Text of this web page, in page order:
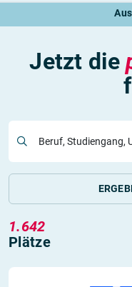
Jetzt die
Beruf, Studiengang,
1.642
Plätze